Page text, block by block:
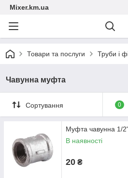
Mixer.km.ua
Товари та послуги Труби і
Чавунна муфта
Сортування 0
Муфта чавунна 1/
В наявності
20 ₴